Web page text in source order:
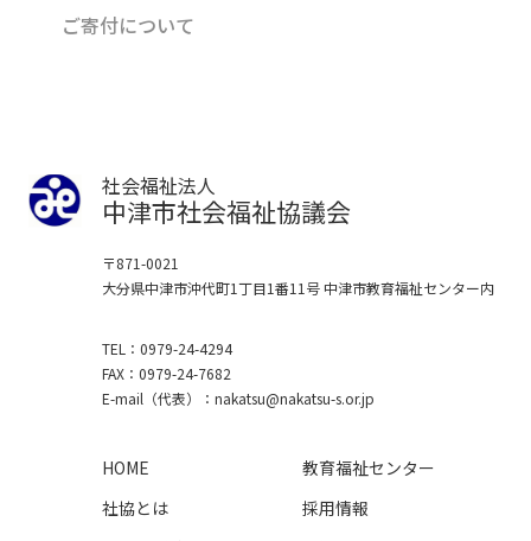
ご寄付について
社会福祉法人
中津市社会福祉協議会
〒871-0021
大分県中津市沖代町1丁目1番11号 中津市教育福祉センター内
TEL
0979-24-4294
FAX
0979-24-7682
E-mail （代表） nakatsu nakatsu-s.or.jp
HOME
社協とは
教育福祉センター
採用情報